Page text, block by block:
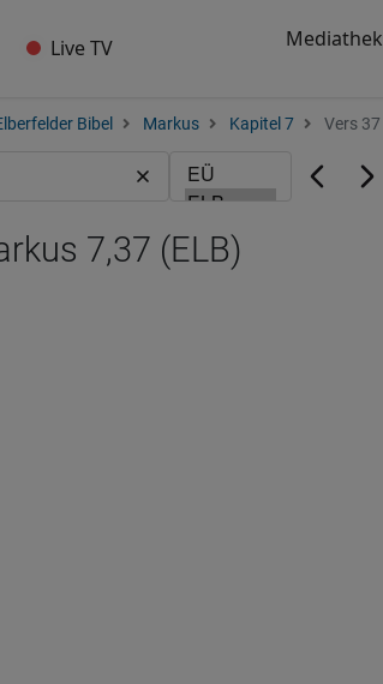
Live TV Mediathek
Bibel Markus Kapitel 7 Vers 37
7,37 (ELB)